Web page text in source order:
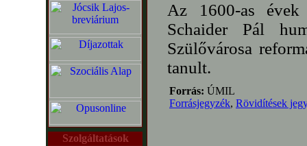
Szolgáltatások
Az 1600-as évek
Schaider Pál
Szülővárosa
tanult.
Forrás: ÚMIL
Forrásjegyzék, Rövidítések